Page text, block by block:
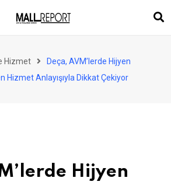
Hizmet
Deça, AVM’lerde Hijyen
Hizmet Anlayışıyla Dikkat Çekiyor
Hijyen